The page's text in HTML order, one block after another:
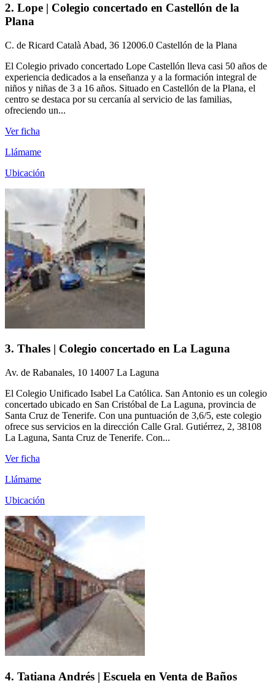
2. Lope | Colegio concertado en Castellón de la
Plana
C. de Ricard Català Abad, 36 12006.0 Castellón de la Plana
El Colegio privado concertado Lope Castellón lleva casi 50 años de
experiencia dedicados a la enseñanza y a la formación integral de
niños y niñas de 3 a 16 años. Situado en Castellón de la Plana, el
centro se destaca por su cercanía al servicio de las familias,
ofreciendo un...
Ver ficha
Llámame
Ubicación
3. Thales | Colegio concertado en La Laguna
Av. de Rabanales, 10 14007 La Laguna
El Colegio Unificado Isabel La Católica. San Antonio es un colegio
concertado ubicado en San Cristóbal de La Laguna, provincia de
Santa Cruz de Tenerife. Con una puntuación de 3,6/5, este colegio
ofrece sus servicios en la dirección Calle Gral. Gutiérrez, 2, 38108
La Laguna, Santa Cruz de Tenerife. Con...
Ver ficha
Llámame
Ubicación
4. Tatiana Andrés | Escuela en Venta de Baños